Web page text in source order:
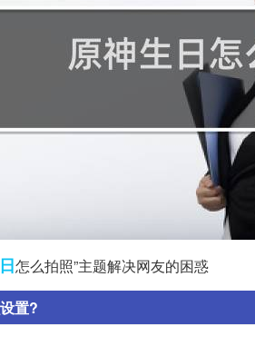
怎么拍照”主题解决网友的困惑
置?